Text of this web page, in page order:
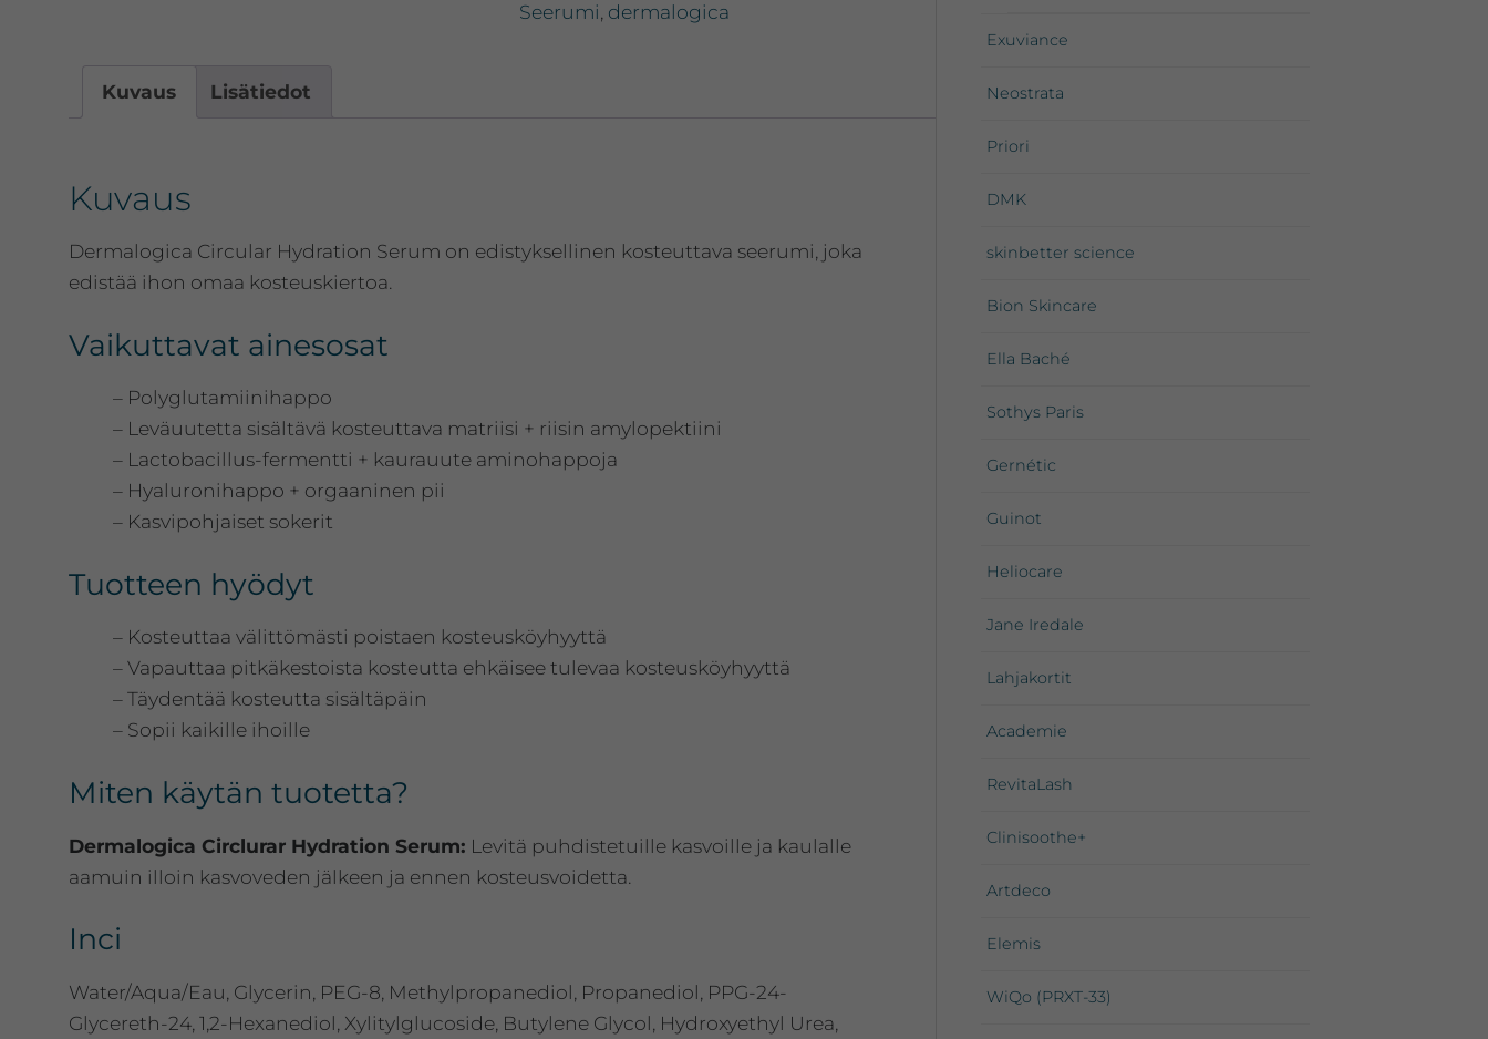
30ml-
Seerumi dermalogica
Kuvaus Lisätiedot
Kuvaus
Dermalogica Circular Hydration Serum on edistyksellinen kosteuttava seerumi, joka
edistää ihon omaa kosteuskiertoa.
Vaikuttavat ainesosat
– Polyglutamiinihappo
– Leväuutetta sisältävä kosteuttava matriisi + riisin amylopektiini
– Lactobacillus-fermentti + kaurauute aminohappoja
– Hyaluronihappo + orgaaninen pii
– Kasvipohjaiset sokerit
Tuotteen hyödyt
– Kosteuttaa välittömästi poistaen kosteusköyhyyttä
– Vapauttaa pitkäkestoista kosteutta ehkäisee tulevaa kosteusköyhyyttä
– Täydentää kosteutta sisältäpäin
– Sopii kaikille ihoille
Miten käytän tuotetta?
Dermalogica Circlurar Hydration Serum: Levitä puhdistetuille kasvoille ja kaulalle
aamuin illoin kasvoveden jälkeen ja ennen kosteusvoidetta.
Inci
Water/Aqua/Eau, Glycerin, PEG-8, Methylpropanediol, Propanediol, PPG-24-
Glycereth-24, 1,2-Hexanediol, Xylitylglucoside, Butylene Glycol, Hydroxyethyl Urea,
Exuviance
Neostrata
Priori
DMK
skinbetter science
Bion Skincare
Ella Baché
Sothys Paris
Gernétic
Guinot
Heliocare
Jane Iredale
Lahjakortit
Academie
RevitaLash
Clinisoothe+
Artdeco
Elemis
WiQo (PRXT-33)